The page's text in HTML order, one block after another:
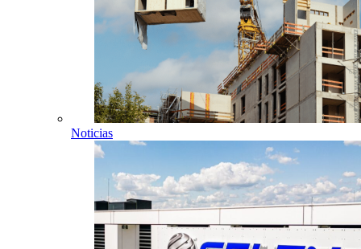
Noticias